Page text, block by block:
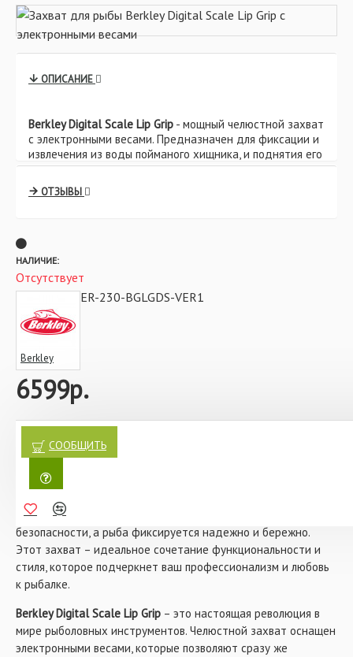
ОПИСАНИЕ
Berkley Digital Scale Lip Grip - мощный челюстной захват
с электронными весами. Предназначен для фиксации и
извлечения из воды пойманого хищника, и поднятия его
в лодку. Необходимый инструмент при ловле
трофейных экземпляров, который не позволит Вам
травмировать руки. Комплектуется электронными
ОТЗЫВЫ
6599р.
НАЛИЧИЕ:
Отсутствует
BER-230-BGLGDS-VER1
Berkley
СООБЩИТЬ
Почувствуйте себя настоящим мастером рыбалки с
захватом для рыбы Berkley Digital Scale Lip Grip с
электронными весами
надежный помощник в поимке трофейных хищников.
крупного сома, щуку или судака. Ваши руки остаются в
безопасности, а рыба фиксируется надежно и бережно.
Этот захват – идеальное сочетание функциональности и
стиля, которое подчеркнет ваш профессионализм и любовь
к рыбалке.
Berkley Digital Scale Lip Grip – это настоящая революция в
мире рыболовных инструментов. Челюстной захват оснащен
электронными весами, которые позволяют сразу же